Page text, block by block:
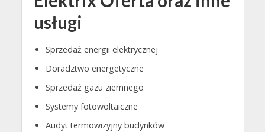
usługi
Sprzedaż energii elektrycznej
Doradztwo energetyczne
Sprzedaż gazu ziemnego
Systemy fotowoltaiczne
Audyt termowizyjny budynków